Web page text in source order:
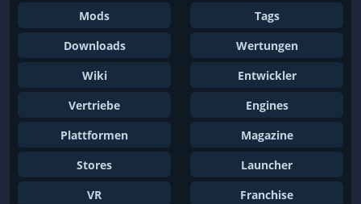
Mods
Tags
Downloads
Wertungen
Wiki
Entwickler
Vertriebe
Engines
Plattformen
Magazine
Stores
Launcher
VR
Franchise